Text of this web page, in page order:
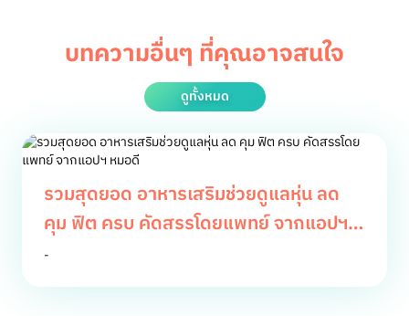
บทความอื่นๆ ที่คุณอาจสนใจ
ดูทั้งหมด
รวมสุดยอด อาหารเสริมช่วยดูแลหุ่น ลด
คุม ฟิต ครบ คัดสรรโดยแพทย์ จากแอปฯ
หมอดี
-